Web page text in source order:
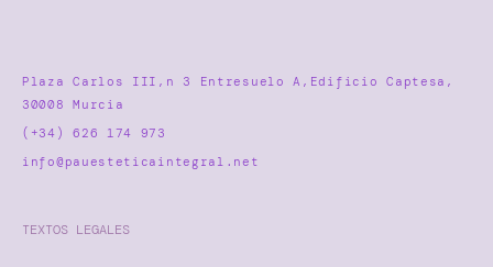
Plaza Carlos III,n 3 Entresuelo A,Edificio Captesa,
30008 Murcia
(+34) 626 174 973
info@pauesteticaintegral.net
TEXTOS LEGALES